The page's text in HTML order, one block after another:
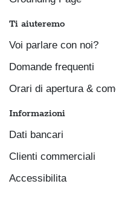
Ti aiuteremo
Voi parlare con noi?
Domande frequenti
Orari di apertura &
Informazioni
Dati bancari
Clienti commerciali
Accessibilita